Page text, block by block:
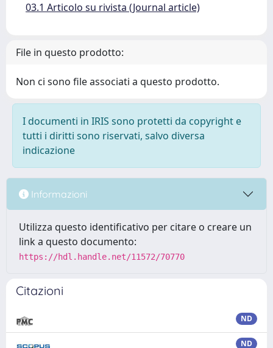
03.1 Articolo su rivista (Journal article)
File in questo prodotto:
Non ci sono file associati a questo prodotto.
I documenti in IRIS sono protetti da copyright e
tutti i diritti sono riservati, salvo diversa
indicazione
Informazioni
Utilizza questo identificativo per citare o creare un
link a questo documento:
https://hdl.handle.net/11572/70770
Citazioni
ND
ND